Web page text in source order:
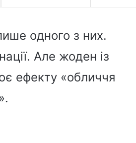
одного з них.
Але жоден із
ефекту «обличчя